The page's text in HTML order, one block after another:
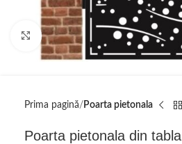
Click to enlarge
Prima pagină Poarta pietonala
Poarta pietonala din